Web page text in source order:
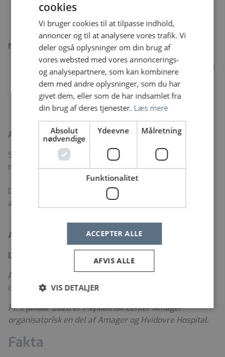
sparring og supervision.
Nysgerrig?
Hvis du vil høre mere om stillingen og afsnit E1 kan
du kontakte: oversygeplejerske Tina Munk på tlf.:
2138 7855 eller chefpsykolog Bettina Jæger på
tlf.: 29339048.
Ansættelsesvilkår
Stillingen er på fuld tid og til besættelse snarest
muligt.
Du ansættes i henhold til overenskomst for
akademikere ansat i regioner m.v.
Ansøgningsfristen er d. 7 juni 2026.
Der afholdes ansættelsessamtaler d. 16. juni
Ansøgning, CV, eksamensbevis og andre relevante
dokumenter sendes via linket på siden.
Pr. 1. januar 2026 er Psykiatrisk Center Amager
organisatorisk en del af Amager og Hvidovre Hospital.
Fakta
cookies
Vi bruger cookies til at tilpasse indhold,
annoncer og til at analysere vores trafik. Vi
deler også oplysninger om din brug af
vores websted med vores annoncerings-
og analysepartnere, som kan kombinere
dem med andre oplysninger, som du har
givet dem, eller som de har indsamlet fra
din brug af deres tjenester. Læs mere
Absolut
nødvendige
Ydeevne Målretning
Funktionalitet
ACCEPTER ALLE
AFVIS ALLE
VIS DETALJER